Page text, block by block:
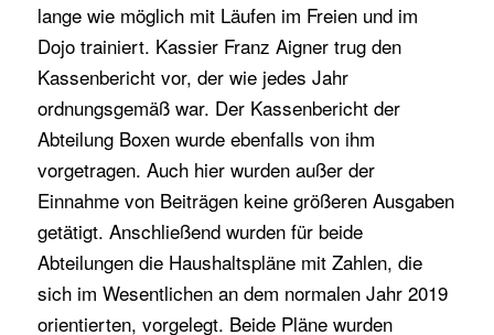
lange wie möglich mit Läufen im Freien und im
Dojo trainiert. Kassier Franz Aigner trug den
Kassenbericht vor, der wie jedes Jahr
ordnungsgemäß war. Der Kassenbericht der
Abteilung Boxen wurde ebenfalls von ihm
vorgetragen. Auch hier wurden außer der
Einnahme von Beiträgen keine größeren Ausgaben
getätigt. Anschließend wurden für beide
Abteilungen die Haushaltspläne mit Zahlen, die
sich im Wesentlichen an dem normalen Jahr 2019
orientierten, vorgelegt. Beide Pläne wurden